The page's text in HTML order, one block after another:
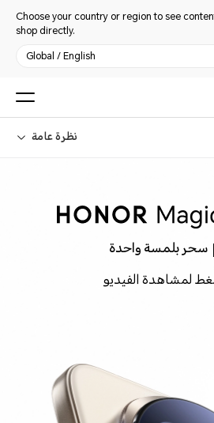
Choose your country or region to see
shop directly.
Global / English
نظرة عامة
سحر بلمسة واحدة
لمشاهدة الفيديو